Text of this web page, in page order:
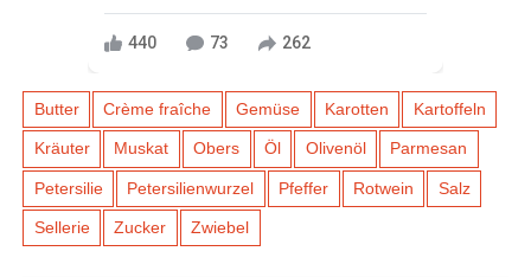
440 73 262
Butter Crème fraîche Gemüse Karotten Kartoffeln
Kräuter Muskat Obers Öl Olivenöl Parmesan
Petersilie Petersilienwurzel Pfeffer Rotwein Salz
Sellerie Zucker Zwiebel